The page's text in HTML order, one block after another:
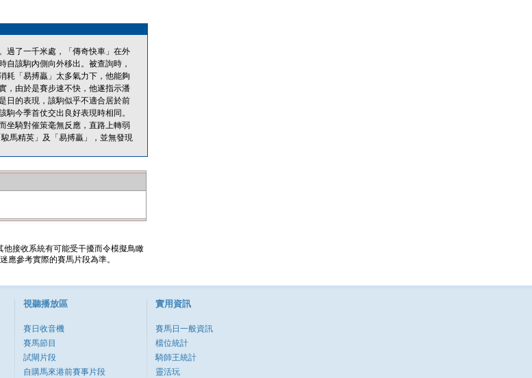
過了一千米處，「傳奇快車」在外
該駒內側向外移出。被查詢時，
耗「易搏贏」太多氣力下，他能夠
，由於是賽步速不快，他遂指示潘
日的表現，該駒似乎不適合居於前
今季首仗交出良好表現時相同。
坐騎對催策毫無反應，直路上轉弱
馬精英」及「易搏贏」，並無發現
接收系統有可能受干擾而令模擬鳥瞰
應參考實際的賽馬片段為準。
視聽播放區
賽日收音機
賽馬節目
試閘片段
自購馬來港前賽事片段
實用資訊
賽馬日一般資訊
檔位統計
騎師王統計
靈活玩